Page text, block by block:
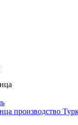
производство